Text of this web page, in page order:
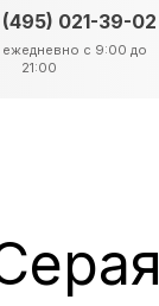
(495) 021-39-02
ежедневно с 9:00 до
21:00